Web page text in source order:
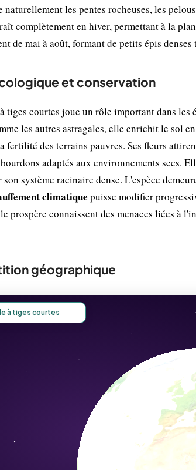
les pentes rocheuses, les
complètement en hiver, permettant à la
de mai à août, formant de petits épis
et conservation
tiges courtes joue un rôle important dans les
les autres astragales, elle enrichit le sol
fertilité des terrains pauvres. Ses fleurs
adaptés aux environnements secs.
système racinaire dense. L'espèce
climatique puisse modifier
prospère connaissent des menaces liées à
géographique